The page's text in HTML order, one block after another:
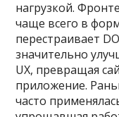
нагрузкой.
чаще всего в
перестраивает
значительно
UX, превращая
приложение.
часто